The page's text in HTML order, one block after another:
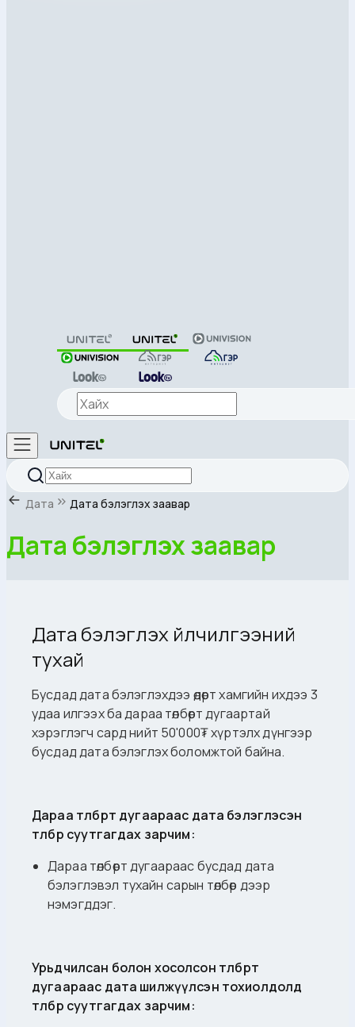
Дата Дата бэлэглэх заавар
Дата бэлэглэх заавар
Дата бэлэглэх үйлчилгээний
тухай
Бусдад дата бэлэглэхдээ өдөрт хамгийн ихдээ 3
удаа илгээх ба дараа төлбөрт дугаартай
хэрэглэгч сард нийт 50'000₮ хүртэлх дүнгээр
бусдад дата бэлэглэх боломжтой байна.
Дараа төлбөрт дугаараас дата бэлэглэсэн
төлбөр суутгагдах зарчим:
Дараа төлбөрт дугаараас бусдад дата
бэлэглэвэл тухайн сарын төлбөр дээр
нэмэгддэг.
Урьдчилсан болон хосолсон төлбөрт
дугаараас дата шилжүүлсэн тохиолдолд
төлбөр суутгагдах зарчим: